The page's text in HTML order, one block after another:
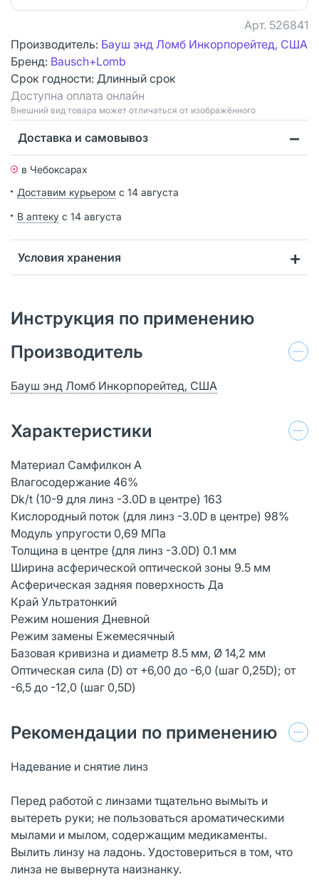
Арт. 526841
Производитель: Бауш энд Ломб Инкорпорейтед, США
Бренд: Bausch+Lomb
Срок годности: Длинный срок
Доступна оплата онлайн
Bнешний вид товара может отличаться от изображённого
Доставка и самовывоз
в Чебоксарах
Доставим курьером с 14 августа
В аптеку с 14 августа
Условия хранения
Инструкция по применению
Производитель
Бауш энд Ломб Инкорпорейтед, США
Характеристики
Материал Самфилкон А
Влагосодержание 46%
Dk/t (10-9 для линз -3.0D в центре) 163
Кислородный поток (для линз -3.0D в центре) 98%
Модуль упругости 0,69 MПa
Толщина в центре (для линз -3.0D) 0.1 мм
Ширина асферической оптической зоны 9.5 мм
Асферическая задняя поверхность Да
Край Ультратонкий
Режим ношения Дневной
Режим замены Ежемесячный
Базовая кривизна и диаметр 8.5 мм, Ø 14,2 мм
Оптическая сила (D) от +6,00 до -6,0 (шаг 0,25D); от
-6,5 до -12,0 (шаг 0,5D)
Рекомендации по применению
Надевание и снятие линз
Перед работой с линзами тщательно вымыть и
вытереть руки; не пользоваться ароматическими
мылами и мылом, содержащим медикаменты.
Вылить линзу на ладонь. Удостовериться в том, что
линза не вывернута наизнанку.